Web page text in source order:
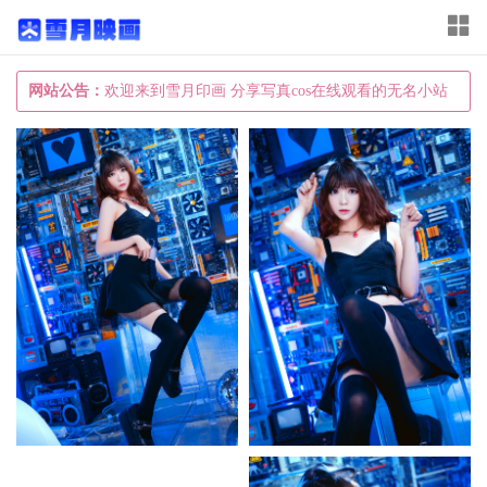
网站公告： 欢迎来到雪月印画 分享写真cos在线观看的无名小站
T
o
g
g
l
e
n
a
v
i
g
a
t
i